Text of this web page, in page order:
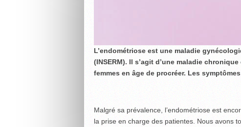
L’endométriose est une maladie
(INSERM). Il s’agit d’une maladie
femmes en âge de procréer. Les
Malgré sa prévalence, l’endométriose est
la prise en charge des patientes. Nous avons